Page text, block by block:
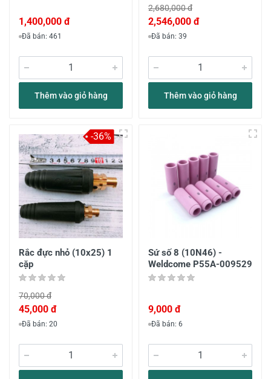
1,400,000 đ
Đã bán: 461
Thêm vào giỏ hàng
2,680,000 đ
2,546,000 đ
Đã bán: 39
Thêm vào giỏ hàng
Rắc đực nhỏ (10x25) 1
cặp
70,000 đ
45,000 đ
Đã bán: 20
-36%
Sứ số 8 (10N46) -
Weldcome P55A-009529
9,000 đ
Đã bán: 6